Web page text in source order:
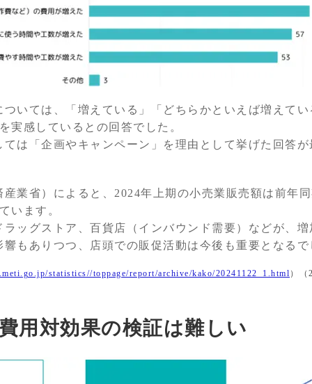
ついては、「増えている」「どちらかといえば増えて
実感しているとの回答でした。
ては「企画やキャンペーン」を理由として挙げた回答
業省）によると、2024年上期の小売業販売額は前年
います。
ラッグストア、百貨店（インバウンド需要）などが、
響もありつつ、店頭での販促活動は今後も重要となる
statistics//toppage/report/archive/kako/20241122_1.html ）（
用対効果の検証は難しい